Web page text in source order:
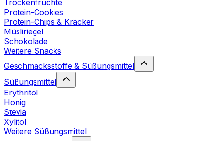
Trockenfrüchte
Protein-Cookies
Protein-Chips & Kräcker
Müsliriegel
Schokolade
Weitere Snacks
Geschmacksstoffe & Süßungsmittel
Süßungsmittel
Erythritol
Honig
Stevia
Xylitol
Weitere Süßungsmittel